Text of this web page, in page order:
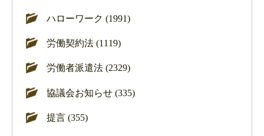
ハローワーク (1991)
労働契約法 (1119)
労働者派遣法 (2329)
協議会お知らせ (335)
提言 (355)